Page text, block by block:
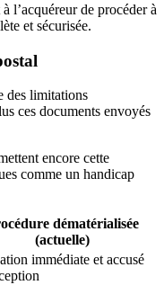
l’acquéreur de procéder à
et sécurisée.
des limitations
ces documents envoyés
encore cette
comme un handicap
dématérialisée
(actuelle)
immédiate et accusé